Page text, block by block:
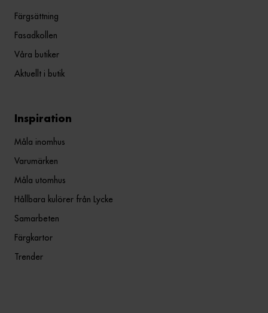
Färgsättning
Fasadkollen
Våra butiker
Aktuellt i butik
Inspiration
Måla inomhus
Varumärken
Måla utomhus
Hållbara kulörer från Lycke
Samarbeten
Färgkartor
Trender